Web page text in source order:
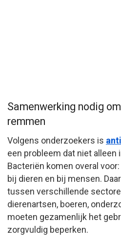
Samenwerking nodig
remmen
Volgens onderzoekers is
een probleem dat niet
Bacteriën komen overal
bij dieren en bij mensen.
tussen verschillende
dierenartsen, boeren,
moeten gezamenlijk het
zorgvuldig beperken.